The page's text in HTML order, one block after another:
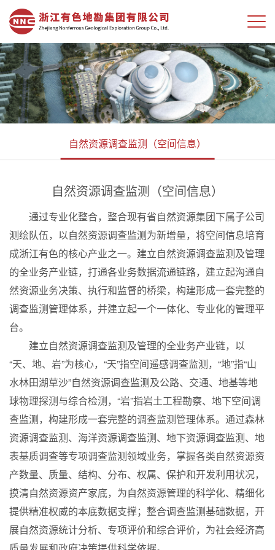
自然资源调查监测（空间信息）
自然资源调查监测（空间信息）
通过专业化整合，整合现有省自然资源集团下属子公司
测绘队伍，以自然资源调查监测为新增量，将空间信息培育
成浙江有色的核心产业之一。建立自然资源调查监测及管理
的全业务产业链，打通各业务数据流通链路，建立起沟通自
然资源业务决策、执行和监督的桥梁，构建形成一套完整的
调查监测管理体系，并建立起一个一体化、专业化的管理平
台。
建立自然资源调查监测及管理的全业务产业链，以
“天、地、岩”为核心，“天”指空间遥感调查监测，“地”指“山
水林田湖草沙”自然资源调查监测及公路、交通、地基等地
球物理探测与综合检测，“岩”指岩土工程勘察、地下空间调
查监测，构建形成一套完整的调查监测管理体系。通过森林
资源调查监测、海洋资源调查监测、地下资源调查监测、地
表基质调查等专项调查监测领域业务，掌握各类自然资源资
产数量、质量、结构、分布、权属、保护和开发利用状况，
摸清自然资源资产家底，为自然资源管理的科学化、精细化
提供精准权威的本底数据支撑；整合调查监测基础数据，开
展自然资源统计分析、专项评价和综合评价，为社会经济高